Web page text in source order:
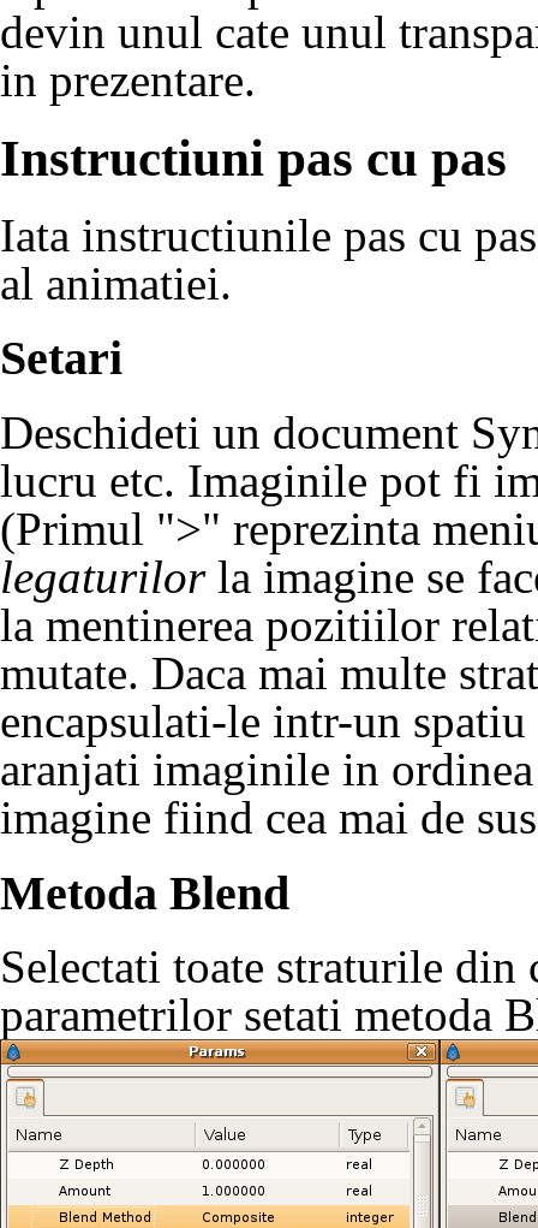
devin unul cate unul
in prezentare.
Instructiuni pas cu pas
Iata instructiunile pas cu
al animatiei.
Setari
Deschideti un document
lucru etc. Imaginile pot fi
(Primul ">" reprezinta
legaturilorla imagine se
la mentinerea pozitiilor
mutate. Daca mai multe
encapsulati-le intr-un
aranjati imaginile in
imagine fiind cea mai de
Metoda Blend
Selectati toate straturile din
parametrilor setati metoda